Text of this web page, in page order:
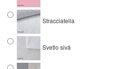
Stracciatella
Svetlo sivá